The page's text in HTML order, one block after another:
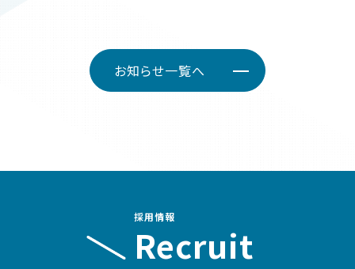
お知らせ一覧へ
採用情報
Recruit